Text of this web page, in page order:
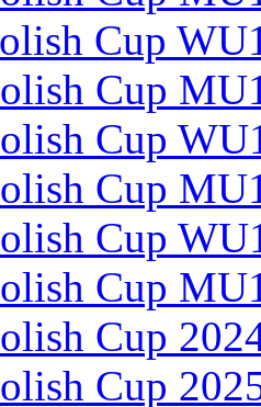
Cup
Cup
Cup
Cup
Cup
Cup
Cup
Cup